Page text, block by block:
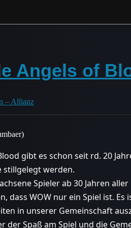
Angels of
– Allianz
gibt es schon seit rd. 20
stillgelegt werden.
Spieler ab 30 Jahren
dass WOW nur ein Spiel ist.
in unserer Gemeinschaft
der Spaß am Spiel und die